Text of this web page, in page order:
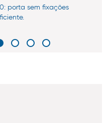
porta sem fixações